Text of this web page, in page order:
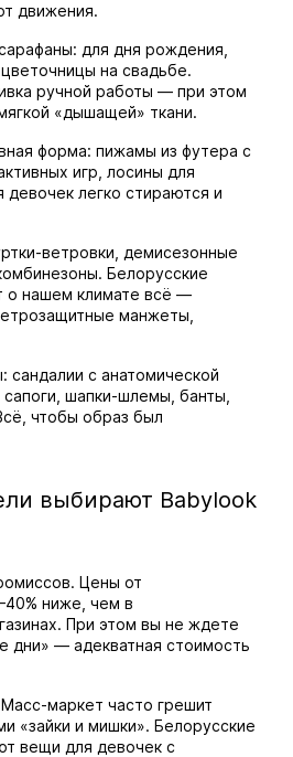
движения.
для дня рождения,
на свадьбе.
ручной работы — при этом
«дышащей» ткани.
форма: пижамы из футера с
игр, лосины для
легко стираются и
ветровки, демисезонные
Белорусские
о нашем климате всё —
манжеты,
сандалии с анатомической
шапки-шлемы, банты,
чтобы образ был
выбирают Babylook
Цены от
ниже, чем в
При этом вы не ждете
дни» — адекватная стоимость
маркет часто грешит
«зайки и мишки». Белорусские
вещи для девочек с